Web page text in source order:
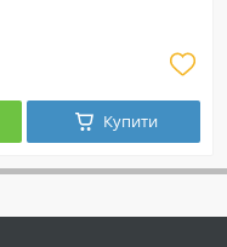
Купити